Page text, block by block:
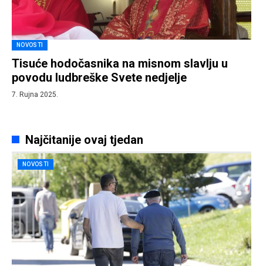
NOVOSTI
Tisuće hodočasnika na misnom slavlju u
povodu ludbreške Svete nedjelje
7. Rujna 2025.
Najčitanije ovaj tjedan
NOVOSTI